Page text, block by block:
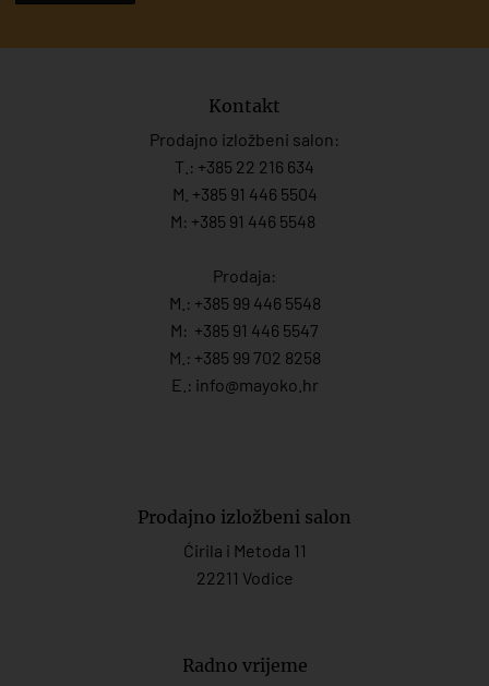
Kontakt
Prodajno izložbeni salon:
T.: +385 22 216 634
M. +385 91 446 5504
M: +385 91 446 5548
Prodaja:
M.: +385 99 446 5548
M: +385 91 446 5547
M.: +385 99 702 8258
E.: info@mayoko. hr
Prodajno izložbeni salon
Ćirila i Metoda 11
22211 Vodice
Radno vrijeme